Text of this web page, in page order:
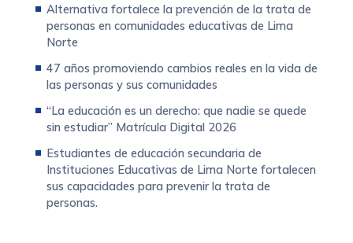
Alternativa fortalece la prevención de la trata de
personas en comunidades educativas de Lima
Norte
47 años promoviendo cambios reales en la vida de
las personas y sus comunidades
“La educación es un derecho: que nadie se quede
sin estudiar” Matrícula Digital 2026
Estudiantes de educación secundaria de
Instituciones Educativas de Lima Norte fortalecen
sus capacidades para prevenir la trata de
personas.